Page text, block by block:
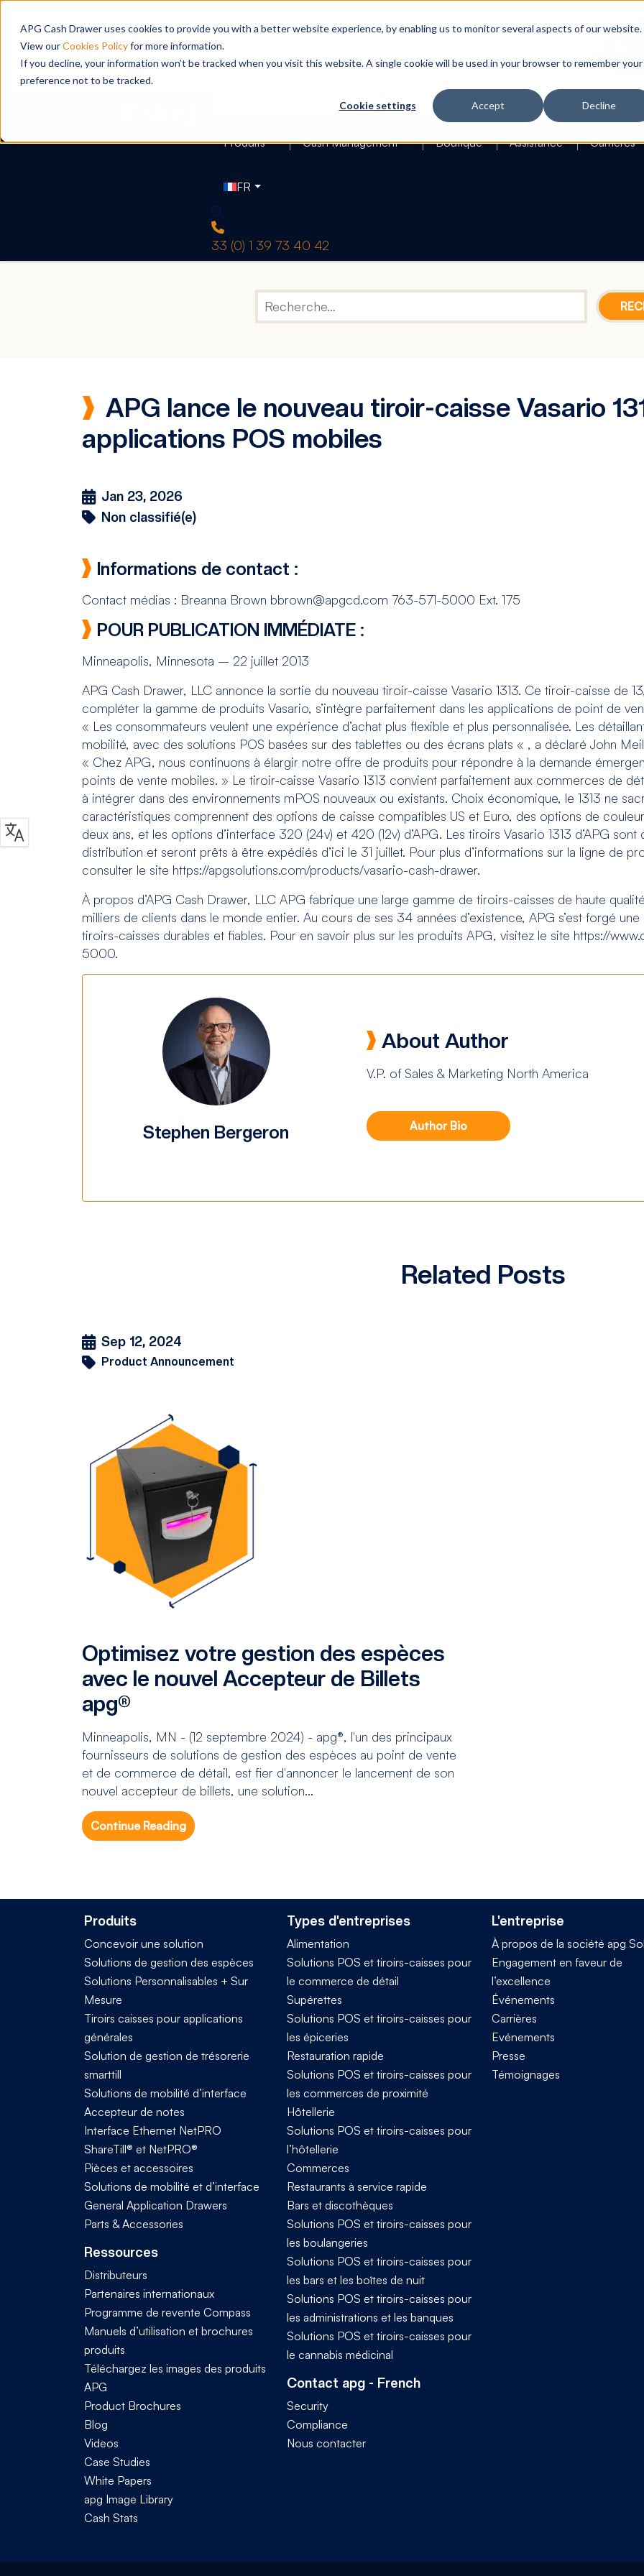
APG Cash Drawer uses cookies to provide you with a better website experience, by enabling us to monitor several aspects of our website.
View ourCookies Policyfor more information.
If you decline, your information won’t be tracked when you visit this website. A single cookie will be used in your browser to remember your
preference not to be tracked.
Cookie settings Accept Decline
Search
Produits Cash Management Boutique Assistance Carrières
FR
33 (0) 1 39 73 40 42
APG lance le nouveau tiroir-caisse Vasario
applications POS mobiles
Jan 23, 2026
Non classifié(e)
Informations de contact :
Contact médias : Breanna Brown bbrown@apgcd.com 763-571-5000 Ext. 175
POUR PUBLICATION IMMÉDIATE :
Minneapolis, Minnesota – 22 juillet 2013
APG Cash Drawer, LLC annonce la sortie du nouveau tiroir-caisse Vasario 1313. Ce tiroir-caisse de
compléter la gamme de produits Vasario, s’intègre parfaitement dans les applications de point de
« Les consommateurs veulent une expérience d’achat plus flexible et plus personnalisée. Les
mobilité, avec des solutions POS basées sur des tablettes ou des écrans plats « , a déclaré John
« Chez APG, nous continuons à élargir notre offre de produits pour répondre à la demande
points de vente mobiles. » Le tiroir-caisse Vasario 1313 convient parfaitement aux commerces de
à intégrer dans des environnements mPOS nouveaux ou existants. Choix économique, le 1313 ne
caractéristiques comprennent des options de caisse compatibles US et Euro, des options de
deux ans, et les options d’interface 320 (24v) et 420 (12v) d’APG. Les tiroirs Vasario 1313 d’APG
distribution et seront prêts à être expédiés d’ici le 31 juillet. Pour plus d’informations sur la ligne de
consulter le site https://apgsolutions.com/products/vasario-cash-drawer.
À propos d’APG Cash Drawer, LLC APG fabrique une large gamme de tiroirs-caisses de haute
milliers de clients dans le monde entier. Au cours de ses 34 années d’existence, APG s’est forgé
tiroirs-caisses durables et fiables. Pour en savoir plus sur les produits APG, visitez le site https://
5000.
Stephen Bergeron
About Author
V.P. of Sales & Marketing North America
Author Bio
Related Posts
Sep 12, 2024
Product Announcement
Optimisez votre gestion des espèces
avec le nouvel Accepteur de Billets
apg®
Minneapolis, MN - (12 septembre 2024) - apg®, l'un des principaux
fournisseurs de solutions de gestion des espèces au point de vente
et de commerce de détail, est fier d'annoncer le lancement de son
nouvel accepteur de billets, une solution...
Continue Reading
Produits
Concevoir une solution
Solutions de gestion des espèces
Solutions Personnalisables + Sur
Mesure
Tiroirs caisses pour applications
générales
Solution de gestion de trésorerie
smarttill
Solutions de mobilité d’interface
Accepteur de notes
Interface Ethernet NetPRO
ShareTill® et NetPRO®
Pièces et accessoires
Solutions de mobilité et d’interface
General Application Drawers
Parts & Accessories
Ressources
Distributeurs
Partenaires internationaux
Programme de revente Compass
Manuels d’utilisation et brochures
produits
Téléchargez les images des produits
APG
Product Brochures
Blog
Videos
Case Studies
White Papers
apg Image Library
Cash Stats
Types d'entreprises
Alimentation
Solutions POS et tiroirs-caisses pour
le commerce de détail
Supérettes
Solutions POS et tiroirs-caisses pour
les épiceries
Restauration rapide
Solutions POS et tiroirs-caisses pour
les commerces de proximité
Hôtellerie
Solutions POS et tiroirs-caisses pour
l’hôtellerie
Commerces
Restaurants à service rapide
Bars et discothèques
Solutions POS et tiroirs-caisses pour
les boulangeries
Solutions POS et tiroirs-caisses pour
les bars et les boîtes de nuit
Solutions POS et tiroirs-caisses pour
les administrations et les banques
Solutions POS et tiroirs-caisses pour
le cannabis médicinal
Contact apg - French
Security
Compliance
Nous contacter
L'entreprise
À propos de la société apg
Engagement en faveur de
l’excellence
Événements
Carrières
Evénements
Presse
Témoignages